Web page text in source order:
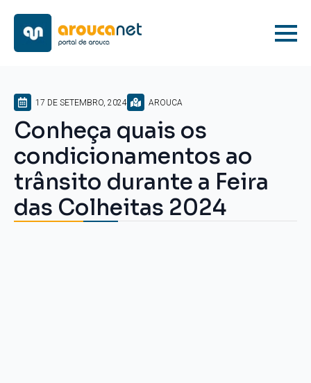
17 DE SETEMBRO, 2024 AROUCA
Conheça quais os
condicionamentos ao
trânsito durante a Feira
das Colheitas 2024